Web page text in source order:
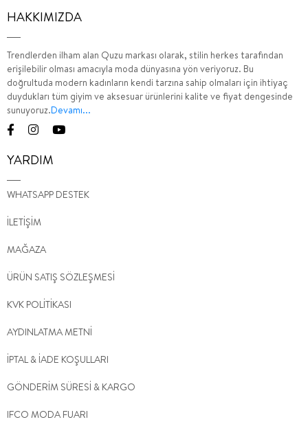
HAKKIMIZDA
Trendlerden ilham alan Quzu markası olarak, stilin herkes tarafından
erişilebilir olması amacıyla moda dünyasına yön veriyoruz. Bu
doğrultuda modern kadınların kendi tarzına sahip olmaları için ihtiyaç
duydukları tüm giyim ve aksesuar ürünlerini kalite ve fiyat dengesinde
sunuyoruz.Devamı...
YARDIM
WHATSAPP DESTEK
İLETİŞİM
MAĞAZA
ÜRÜN SATIŞ SÖZLEŞMESİ
KVK POLİTİKASI
AYDINLATMA METNİ
İPTAL & İADE KOŞULLARI
GÖNDERİM SÜRESİ & KARGO
IFCO MODA FUARI